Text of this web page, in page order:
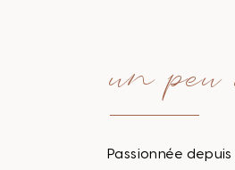
un
Passionnée